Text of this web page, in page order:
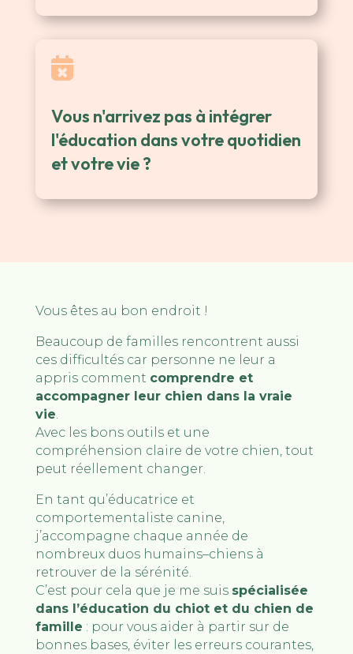

Vous n'arrivez pas à intégrer
l'éducation dans votre quotidien
et votre vie ?
Vous êtes au bon endroit !
Beaucoup de familles rencontrent aussi
ces difficultés car personne ne leur a
appris comment comprendre et
accompagner leur chien dans la vraie
vie
Avec les bons outils et une
compréhension claire de votre chien, tout
peut réellement changer.
En tant qu’éducatrice et
comportementaliste canine,
j’accompagne chaque année de
nombreux duos humains–chiens à
retrouver de la sérénité.
C’est pour cela que je me suis spécialisée
dans l’éducation du chiot et du chien de
famille : pour vous aider à partir sur de
bonnes bases, éviter les erreurs courantes,